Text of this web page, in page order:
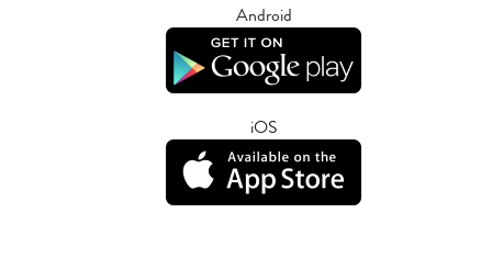
Android
iOS